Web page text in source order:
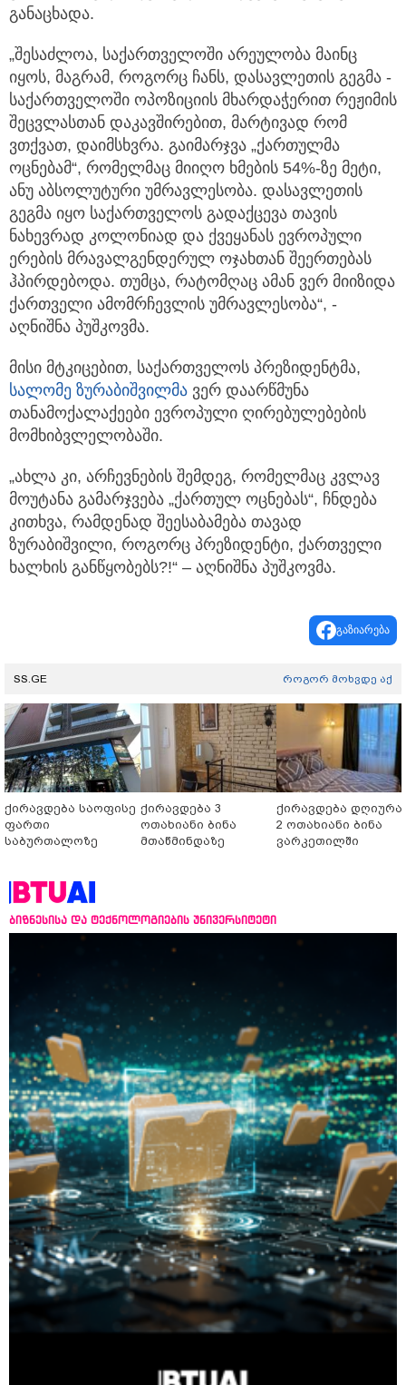
განაცხადა.
„შესაძლოა, საქართველოში არეულობა მაინც
იყოს, მაგრამ, როგორც ჩანს, დასავლეთის გეგმა -
საქართველოში ოპოზიციის მხარდაჭერით რეჟიმის
შეცვლასთან დაკავშირებით, მარტივად რომ
ვთქვათ, დაიმსხვრა. გაიმარჯვა „ქართულმა
ოცნებამ“, რომელმაც მიიღო ხმების 54%-ზე მეტი,
ანუ აბსოლუტური უმრავლესობა. დასავლეთის
გეგმა იყო საქართველოს გადაქცევა თავის
ნახევრად კოლონიად და ქვეყანას ევროპული
ერების მრავალგენდერულ ოჯახთან შეერთებას
ჰპირდებოდა. თუმცა, რატომღაც ამან ვერ მიიზიდა
ქართველი ამომრჩევლის უმრავლესობა“, -
აღნიშნა პუშკოვმა.
მისი მტკიცებით, საქართველოს პრეზიდენტმა,
სალომე ზურაბიშვილმა ვერ დაარწმუნა
თანამოქალაქეები ევროპული ღირებულებების
მომხიბვლელობაში.
„ახლა კი, არჩევნების შემდეგ, რომელმაც კვლავ
მოუტანა გამარჯვება „ქართულ ოცნებას“, ჩნდება
კითხვა, რამდენად შეესაბამება თავად
ზურაბიშვილი, როგორც პრეზიდენტი, ქართველი
ხალხის განწყობებს?!“ – აღნიშნა პუშკოვმა.
გაზიარება
SS.GE როგორ მოხვდე აქ
ქირავდება საოფისე
ფართი
საბურთალოზე
ქირავდება 3
ოთახიანი ბინა
მთაწმინდაზე
ქირავდება
2 ოთახიანი ბინა
ვარკეთილში
ბიზნესისა და ტექნოლოგიების უნივერსიტეტი